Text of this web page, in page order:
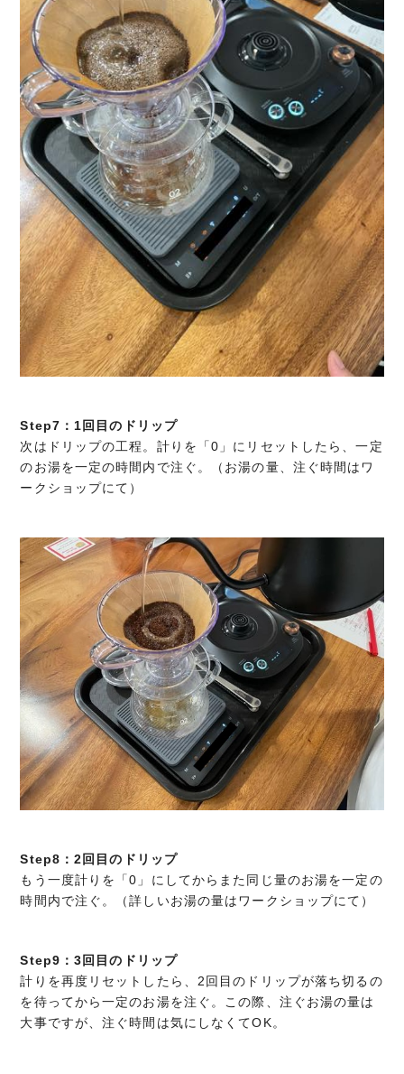
Step7：1回目のドリップ
次はドリップの工程。計りを「0」にリセットしたら、一定
のお湯を一定の時間内で注ぐ。（お湯の量、注ぐ時間はワ
ークショップにて）
Step8：2回目のドリップ
もう一度計りを「0」にしてからまた同じ量のお湯を一定の
時間内で注ぐ。（詳しいお湯の量はワークショップにて）
Step9：3回目のドリップ
計りを再度リセットしたら、2回目のドリップが落ち切るの
を待ってから一定のお湯を注ぐ。この際、注ぐお湯の量は
大事ですが、注ぐ時間は気にしなくてOK。